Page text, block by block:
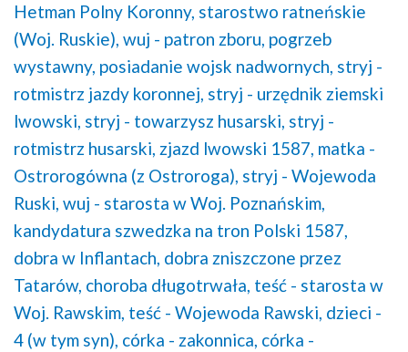
Hetman Polny Koronny, starostwo ratneńskie
(Woj. Ruskie), wuj - patron zboru, pogrzeb
wystawny, posiadanie wojsk nadwornych, stryj -
rotmistrz jazdy koronnej, stryj - urzędnik ziemski
lwowski, stryj - towarzysz husarski, stryj -
rotmistrz husarski, zjazd lwowski 1587, matka -
Ostrorogówna (z Ostroroga), stryj - Wojewoda
Ruski, wuj - starosta w Woj. Poznańskim,
kandydatura szwedzka na tron Polski 1587,
dobra w Inflantach, dobra zniszczone przez
Tatarów, choroba długotrwała, teść - starosta w
Woj. Rawskim, teść - Wojewoda Rawski, dzieci -
4 (w tym syn), córka - zakonnica, córka -